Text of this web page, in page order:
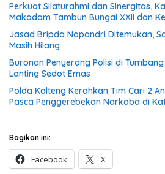
Perkuat Silaturahmi dan Sinergitas,
Makodam Tambun Bungai XXII dan
Jasad Bripda Nopandri Ditemukan,
Masih Hilang
Buronan Penyerang Polisi di
Lanting Sedot Emas
Polda Kalteng Kerahkan Tim Cari 2
Pasca Penggerebekan Narkoba di
Bagikan ini:
Facebook X